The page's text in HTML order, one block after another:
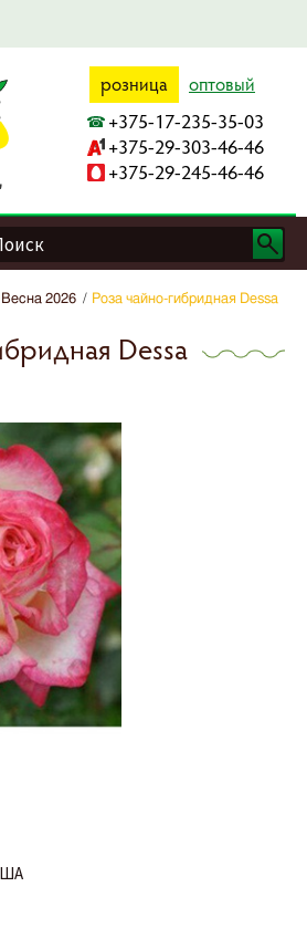
розница оптовый
+375-17-235-35-03
+375-29-303-46-46
+375-29-245-46-46
2026 Роза чайно-гибридная Dessa
Dessa